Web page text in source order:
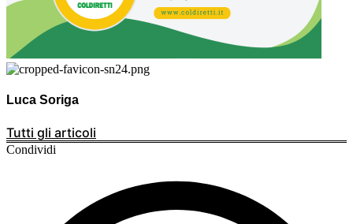
Luca Soriga
Tutti gli articoli
Condividi